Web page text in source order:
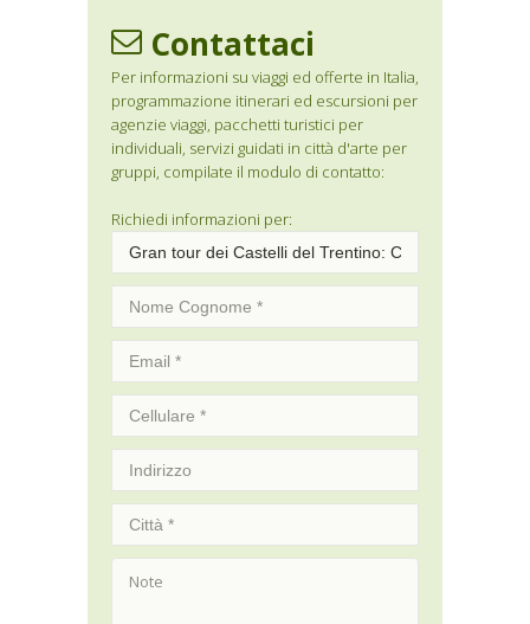
Contattaci
Per informazioni su viaggi ed offerte in Italia,
programmazione itinerari ed escursioni per
agenzie viaggi, pacchetti turistici per
individuali, servizi guidati in città d'arte per
gruppi, compilate il modulo di contatto:
Richiedi informazioni per: